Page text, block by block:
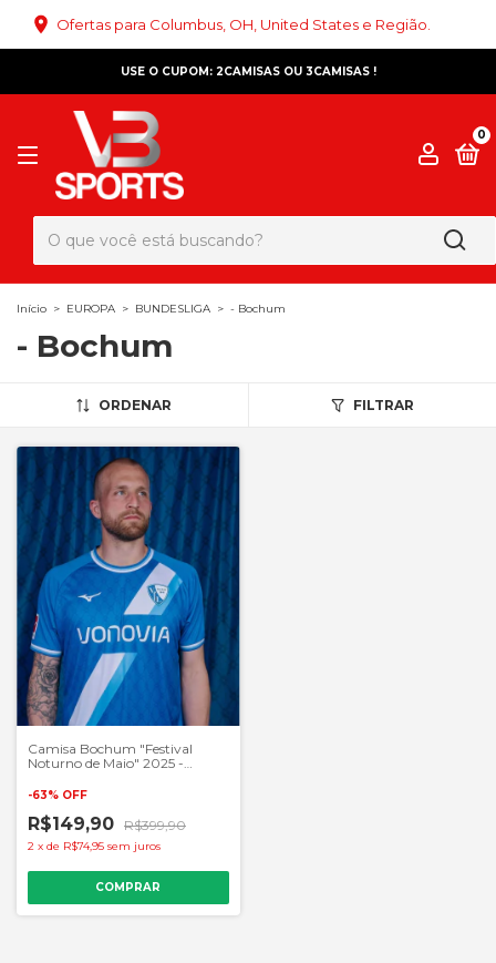
Ofertas para Columbus, OH, United States e Região.
USE O CUPOM: 2CAMISAS OU 3CAMISAS !
0
Início > EUROPA > BUNDESLIGA > - Bochum
- Bochum
ORDENAR FILTRAR
Camisa Bochum "Festival
Noturno de Maio" 2025 -
-63% OFF
R$149,90 R$399,90
2 x de R$74,95 sem juros
COMPRAR